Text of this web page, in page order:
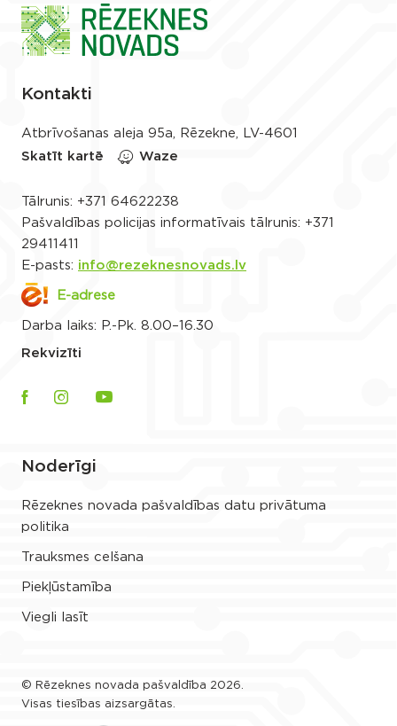
Kontakti
Atbrīvošanas aleja 95a, Rēzekne, LV-4601
Skatīt kartē
Waze
Tālrunis: +371 64622238
Pašvaldības policijas informatīvais tālrunis: +371
29411411
E-pasts: info@rezeknesnovads.lv
E-adrese
Darba laiks: P.-Pk. 8.00–16.30
Rekvizīti
Noderīgi
Rēzeknes novada pašvaldības datu privātuma
politika
Trauksmes celšana
Piekļūstamība
Viegli lasīt
© Rēzeknes novada pašvaldība 2026.
Visas tiesības aizsargātas.